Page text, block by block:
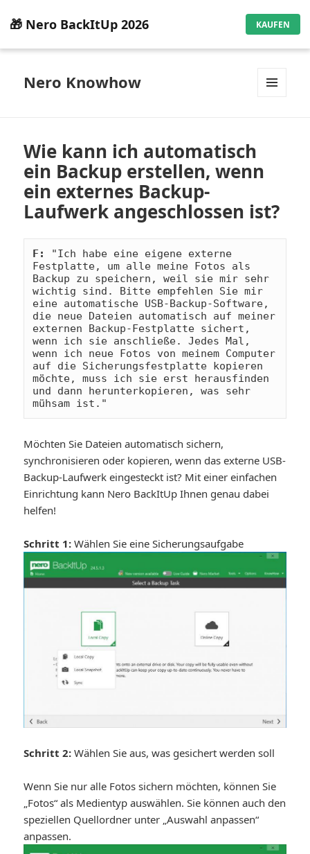
🎁 Nero BackItUp 2026 KAUFEN
Nero Knowhow
Wie kann ich automatisch
ein Backup erstellen, wenn
ein externes Backup-
Laufwerk angeschlossen ist?
F:
"Ich habe eine eigene externe
Festplatte, um alle meine Fotos als
Backup zu speichern, weil sie mir sehr
wichtig sind. Bitte empfehlen Sie mir
eine automatische USB-Backup-Software,
die neue Dateien automatisch auf meiner
externen Backup-Festplatte sichert,
wenn ich sie anschließe. Jedes Mal,
wenn ich neue Fotos von meinem Computer
auf die Sicherungsfestplatte kopieren
möchte, muss ich sie erst herausfinden
und dann herunterkopieren, was sehr
mühsam ist."
Möchten Sie Dateien automatisch sichern,
synchronisieren oder kopieren, wenn das externe USB-
Backup-Laufwerk eingesteckt ist? Mit einer einfachen
Einrichtung kann Nero BackItUp Ihnen genau dabei
helfen!
Schritt 1: Wählen Sie eine Sicherungsaufgabe
Schritt 2: Wählen Sie aus, was gesichert werden soll
Wenn Sie nur alle Fotos sichern möchten, können Sie
„Fotos“ als Medientyp auswählen. Sie können auch den
speziellen Quellordner unter „Auswahl anpassen“
anpassen.